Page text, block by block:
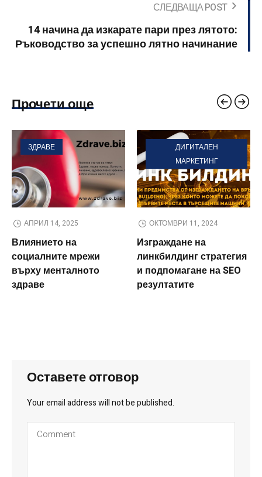
СЛЕДВАЩА POST
14 начина да изкарате пари през лятото:
Ръководство за успешно лятно начинание
Прочети още
ЗДРАВЕ
АПРИЛ 14, 2025
Влиянието на
социалните мрежи
върху менталното
здраве
ДИГИТАЛЕН
МАРКЕТИНГ
ОКТОМВРИ 11, 2024
Изграждане на
линкбилдинг стратегия
и подпомагане на SEO
резултатите
Оставете отговор
Your email address will not be published.